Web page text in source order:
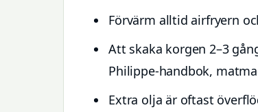
Förvärm alltid airfryern
Att skaka korgen 2–3
Philippe-handbok,
Extra olja är oftast